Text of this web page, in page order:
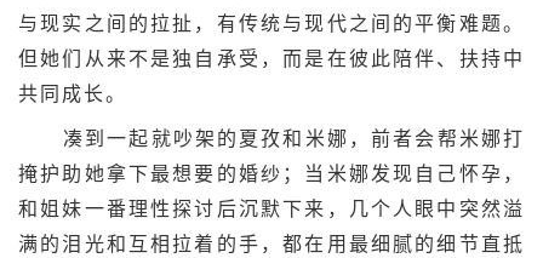
与现实之间的拉扯，有传统与现代之间的平衡难题。
但她们从来不是独自承受，而是在彼此陪伴、扶持中
共同成长。
凑到一起就吵架的夏孜和米娜，前者会帮米娜打
掩护助她拿下最想要的婚纱；当米娜发现自己怀孕，
和姐妹一番理性探讨后沉默下来，几个人眼中突然溢
满的泪光和互相拉着的手，都在用最细腻的细节直抵